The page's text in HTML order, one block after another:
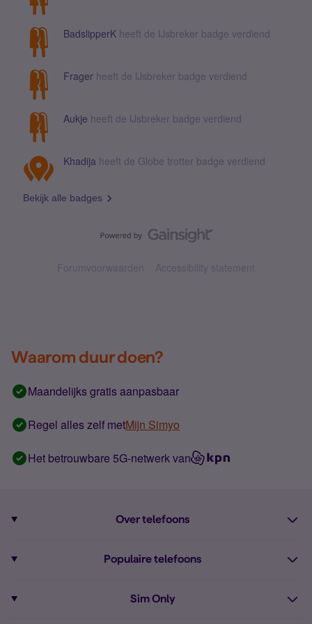
BadslipperK heeft de IJsbreker badge verdiend
Frager heeft de IJsbreker badge verdiend
Aukje heeft de IJsbreker badge verdiend
Khadija heeft de Globe trotter badge verdiend
Bekijk alle badges
Forumvoorwaarden Accessibility statement
Waarom duur doen?
Maandelijks gratis aanpasbaar
Regel alles zelf metMijn Simyo
Het betrouwbare 5G-netwerk van
Over telefoons
Alle telefoons
Populaire telefoons
Sim Only